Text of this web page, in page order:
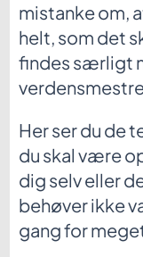
mistanke om,
helt, som det
findes særligt
Her ser du de
du skal være
dig selv eller
behøver ikke
gang for